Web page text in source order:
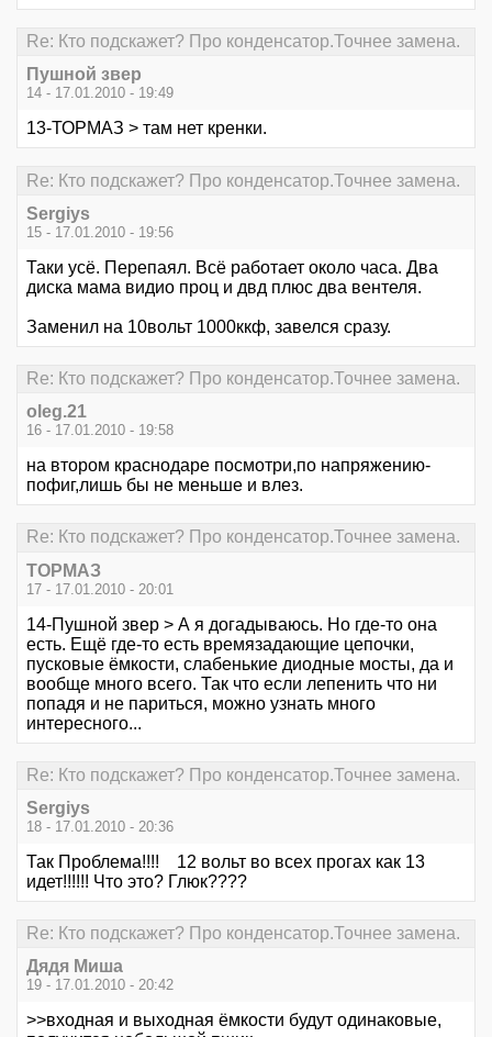
Re: Кто подскажет? Про конденсатор.Точнее замена.
Пушной звер
14 - 17.01.2010 - 19:49
13-ТОРМАЗ > там нет кренки.
Re: Кто подскажет? Про конденсатор.Точнее замена.
Sergiys
15 - 17.01.2010 - 19:56
Таки усё. Перепаял. Всё работает около часа. Два
диска мама видио проц и двд плюс два вентеля.
Заменил на 10вольт 1000ккф, завелся сразу.
Re: Кто подскажет? Про конденсатор.Точнее замена.
oleg.21
16 - 17.01.2010 - 19:58
на втором краснодаре посмотри,по напряжению-
пофиг,лишь бы не меньше и влез.
Re: Кто подскажет? Про конденсатор.Точнее замена.
ТОРМАЗ
17 - 17.01.2010 - 20:01
14-Пушной звер > А я догадываюсь. Но где-то она
есть. Ещё где-то есть времязадающие цепочки,
пусковые ёмкости, слабенькие диодные мосты, да и
вообще много всего. Так что если лепенить что ни
попадя и не париться, можно узнать много
интересного...
Re: Кто подскажет? Про конденсатор.Точнее замена.
Sergiys
18 - 17.01.2010 - 20:36
Так Проблема!!!! 12 вольт во всех прогах как 13
идет!!!!!! Что это? Глюк????
Re: Кто подскажет? Про конденсатор.Точнее замена.
Дядя Миша
19 - 17.01.2010 - 20:42
>>входная и выходная ёмкости будут одинаковые,